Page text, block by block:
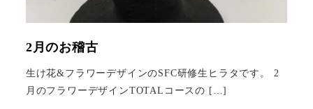
2月のお稽古
生け花&フラワーデザインのSFC研修生ヒラタです。 2
月のフラワーデザインTOTALコースの […]